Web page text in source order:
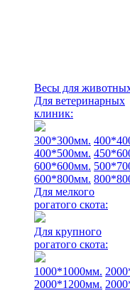
Весы для
Для ветеринарных
клиник:
300*300мм.
400*500мм.
600*600мм.
600*800мм.
Для мелкого
рогатого скота:
Для крупного
рогатого скота:
1000*1000мм.
2000*1200мм.